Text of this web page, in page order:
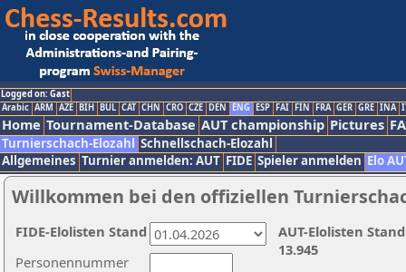
Logged on: Gast
Arabic ARM AZE BIH BUL CAT CHN CRO CZE DEN ENG ESP FAI FIN FRA GER GRE INA
Home Tournament-Database AUT championship Pictures
Turnierschach-Elozahl Schnellschach-Elozahl
Allgemeines Turnier anmelden: AUT FIDE Spieler anmelden Elo
Willkommen bei den offiziellen
Personennummer
AUT-Elolisten
13.945
FIDE-Elolisten Stand